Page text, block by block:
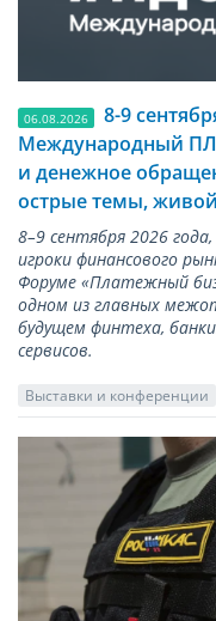
06.08.2026
8-9
Международный
и денежное
острые темы,
8–9 сентября 2026
игроки финансового
Форуме «Платежный
одном из главных
будущем финтеха,
сервисов.
Выставки и конференции